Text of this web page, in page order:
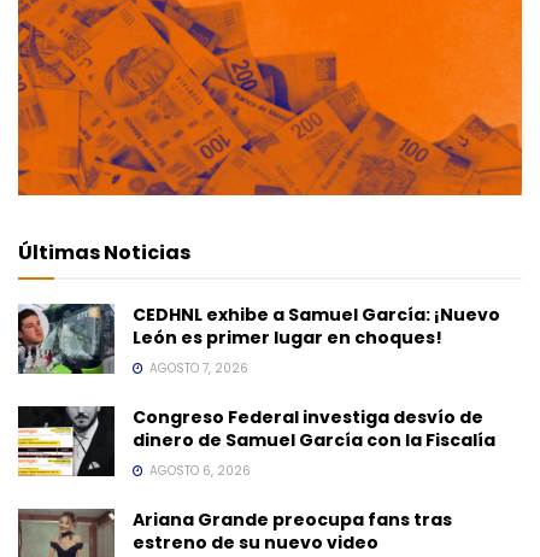
Últimas Noticias
CEDHNL exhibe a Samuel García: ¡Nuevo
León es primer lugar en choques!
AGOSTO 7, 2026
Congreso Federal investiga desvío de
dinero de Samuel García con la Fiscalía
AGOSTO 6, 2026
Ariana Grande preocupa fans tras
estreno de su nuevo video